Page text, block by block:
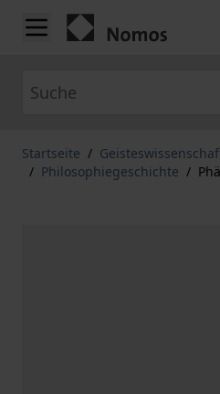
Zum Inhalt springen
Startseite /
/ Philosophiegeschichte /